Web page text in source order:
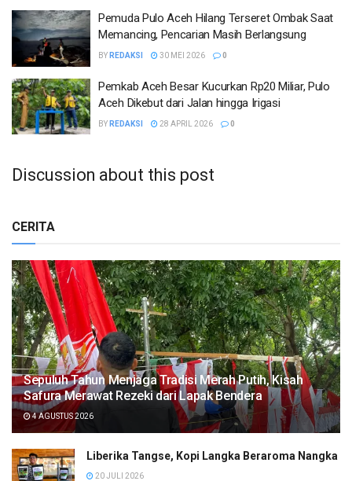
Pemuda Pulo Aceh Hilang Terseret Ombak Saat
Memancing, Pencarian Masih Berlangsung
BY REDAKSI 30 MEI 2026 0
Pemkab Aceh Besar Kucurkan Rp20 Miliar, Pulo
Aceh Dikebut dari Jalan hingga Irigasi
BY REDAKSI 28 APRIL 2026 0
Discussion about this post
CERITA
Sepuluh Tahun Menjaga Tradisi Merah Putih, Kisah
Safura Merawat Rezeki dari Lapak Bendera
4 AGUSTUS 2026
Liberika Tangse, Kopi Langka Beraroma Nangka
20 JULI 2026